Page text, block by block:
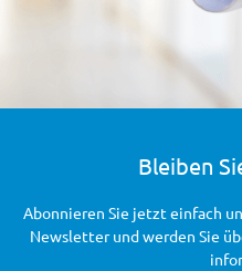
Bleiben
Abonnieren Sie jetzt einfach
Newsletter und werden Sie